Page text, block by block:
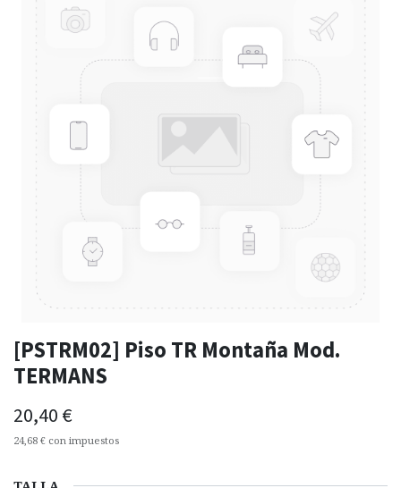
[PSTRM02] Piso TR Montaña Mod.
TERMANS
20,40 €
24,68 € con impuestos